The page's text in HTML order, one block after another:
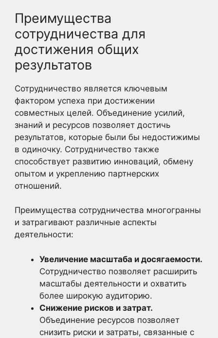
Преимущества
сотрудничества для
достижения общих
результатов
Сотрудничество является ключевым
фактором успеха при достижении
совместных целей. Объединение усилий,
знаний и ресурсов позволяет достичь
результатов, которые были бы недостижимы
в одиночку. Сотрудничество также
способствует развитию инноваций, обмену
опытом и укреплению партнерских
отношений.
Преимущества сотрудничества многогранны
и затрагивают различные аспекты
деятельности:
Увеличение масштаба и досягаемости.
Сотрудничество позволяет расширить
масштабы деятельности и охватить
более широкую аудиторию.
Снижение рисков и затрат.
Объединение ресурсов позволяет
снизить риски и затраты, связанные с